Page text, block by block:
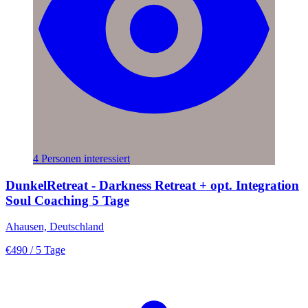
4 Personen interessiert
DunkelRetreat - Darkness Retreat + opt. Integration
Soul Coaching 5 Tage
Ahausen, Deutschland
€490 / 5 Tage